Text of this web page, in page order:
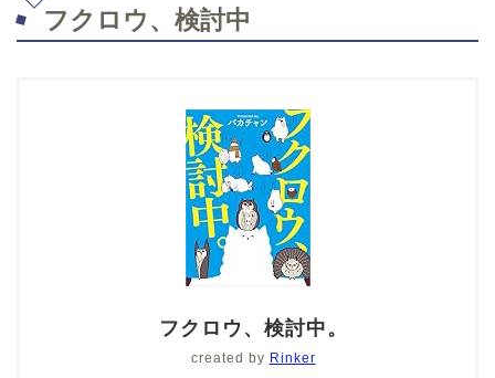
フクロウ、検討中
フクロウ、検討中。
created by Rinker